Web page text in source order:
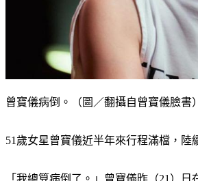
曾寶儀病倒。（圖／翻攝自曾寶儀臉書）
51歲女星曾寶儀近半年來行程滿檔，
「我總算病倒了。」曾寶儀昨（21）